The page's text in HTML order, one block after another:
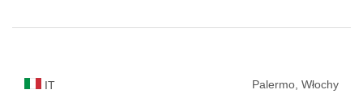
IT Palermo, Włochy